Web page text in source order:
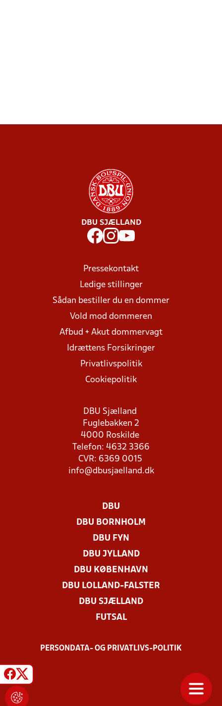
DBU SJÆLLAND
Pressekontakt
Ledige stillinger
Sådan bestiller du en dommer
Vold mod dommeren
Afbud + Akut dommervagt
Idrættens Forsikringer
Privatlivspolitik
Cookiepolitik
DBU Sjælland
Fuglebakken 2
4000 Roskilde
Telefon: 4632 3366
CVR: 6369 0015
info@dbusjaelland.dk
DBU
DBU BORNHOLM
DBU FYN
DBU JYLLAND
DBU KØBENHAVN
DBU LOLLAND-FALSTER
DBU SJÆLLAND
FUTSAL
PERSONDATA- OG PRIVATLIVS-POLITIK